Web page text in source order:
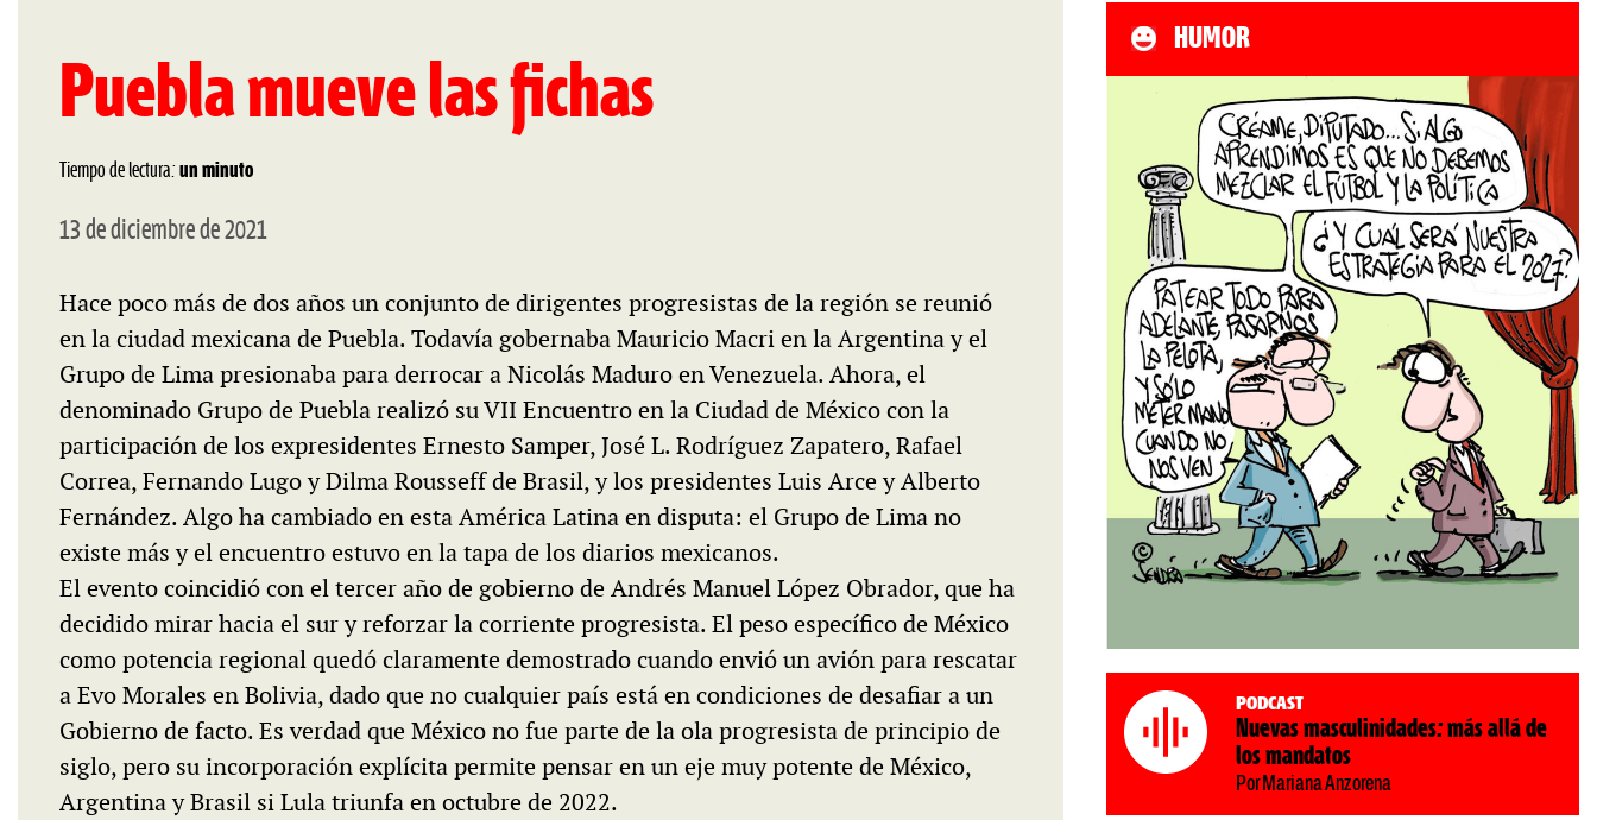
Puebla mueve las fichas
Tiempo de lectura: un minuto
13 de diciembre de 2021
Hace poco más de dos años un conjunto de dirigentes progresistas de la región se reunió
en la ciudad mexicana de Puebla. Todavía gobernaba Mauricio Macri en la Argentina y el
Grupo de Lima presionaba para derrocar a Nicolás Maduro en Venezuela. Ahora, el
denominado Grupo de Puebla realizó su VII Encuentro en la Ciudad de México con la
participación de los expresidentes Ernesto Samper, José L. Rodríguez Zapatero, Rafael
Correa, Fernando Lugo y Dilma Rousseff de Brasil, y los presidentes Luis Arce y Alberto
Fernández. Algo ha cambiado en esta América Latina en disputa: el Grupo de Lima no
existe más y el encuentro estuvo en la tapa de los diarios mexicanos.
El evento coincidió con el tercer año de gobierno de Andrés Manuel López Obrador, que ha
decidido mirar hacia el sur y reforzar la corriente progresista. El peso específico de México
como potencia regional quedó claramente demostrado cuando envió un avión para rescatar
a Evo Morales en Bolivia, dado que no cualquier país está en condiciones de desafiar a un
Gobierno de facto. Es verdad que México no fue parte de la ola progresista de principio de
siglo, pero su incorporación explícita permite pensar en un eje muy potente de México,
Argentina y Brasil si Lula triunfa en octubre de 2022.
HUMOR
Podcast
Nuevas masculinidades: más allá de
los mandatos
Por Mariana Anzorena